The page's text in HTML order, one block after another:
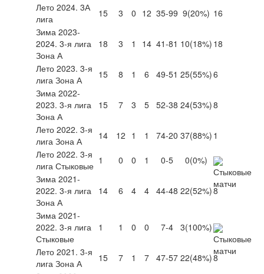
Лето 2024. 3А
лига
15 3 0 12 35-99 9(20%) 16
Зима 2023-
2024. 3-я лига
Зона А
18 3 1 14 41-81 10(18%) 18
Лето 2023. 3-я
лига Зона А
15 8 1 6 49-51 25(55%)6
Зима 2022-
2023. 3-я лига
Зона А
15 7 3 5 52-38 24(53%)8
Лето 2022. 3-я
лига Зона А
14 12 1 1 74-20 37(88%) 1
Лето 2022. 3-я
лига Стыковые 1 0 0 1 0-5 0(0%)
Зима 2021-
2022. 3-я лига
Зона А
14 6 4 4 44-48 22(52%)8
Зима 2021-
2022. 3-я лига
Стыковые
1 1 0 0 7-4 3(100%)
Лето 2021. 3-я
лига Зона А
15 7 1 7 47-57 22(48%)8